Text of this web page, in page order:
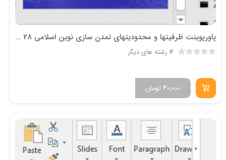
پاورپوینت ظرفيتها و محدوديتهاي تمدن سازي نوين اسلامي 28 اسلاید
رشته های دیگر
تومان40,000